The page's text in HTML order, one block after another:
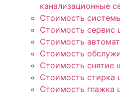
канализационные
Стоимость
Стоимость сервис
Стоимость
Стоимость
Стоимость снятие
Стоимость стирка
Стоимость глажка